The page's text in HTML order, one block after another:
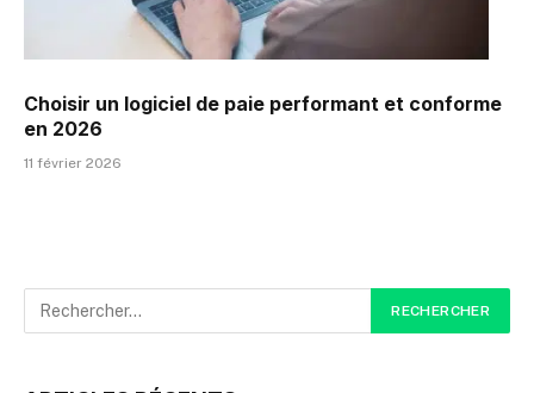
Choisir un logiciel de paie performant et conforme
en 2026
11 février 2026